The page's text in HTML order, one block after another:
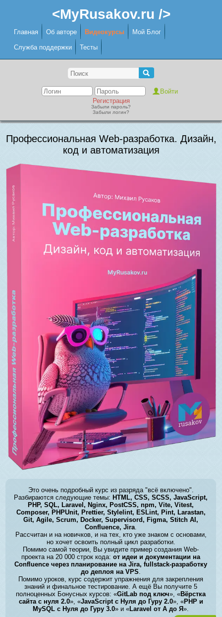
<MyRusakov.ru />
Главная Об авторе Видеокурсы Мой Блог
Служба поддержки Тесты
Регистрация
Забыли пароль?
Забыли логин?
Профессиональная Web-разработка. Дизайн,
код и автоматизация
Это очень подробный курс из разряда "всё включено".
Разбираются следующие темы: HTML, CSS, SCSS, JavaScript,
PHP, SQL, Laravel, Nginx, PostCSS, npm, Vite, Vitest,
Composer, PHPUnit, Prettier, Stylelint, ESLint, Pint, Larastan,
Git, Agile, Scrum, Docker, Supervisord, Figma, Stitch AI,
Confluence, Jira.
Рассчитан и на новичков, и на тех, кто уже знаком с основами,
но хочет освоить полный цикл разработки.
Помимо самой теории, Вы увидите пример создания Web-
проекта на 20 000 строк кода:от идеи и документации на
Confluence через планирование на Jira, fullstack-разработку
до деплоя на VPS.
Помимо уроков, курс содержит упражнения для закрепления
знаний и финальное тестирование. А ещё Вы получите 5
полноценных Бонусных курсов: «GitLab под ключ», «Вёрстка
сайта с нуля 2.0», «JavaScript с Нуля до Гуру 2.0», «PHP и
MySQL с Нуля до Гуру 3.0» и «Laravel от А до Я».